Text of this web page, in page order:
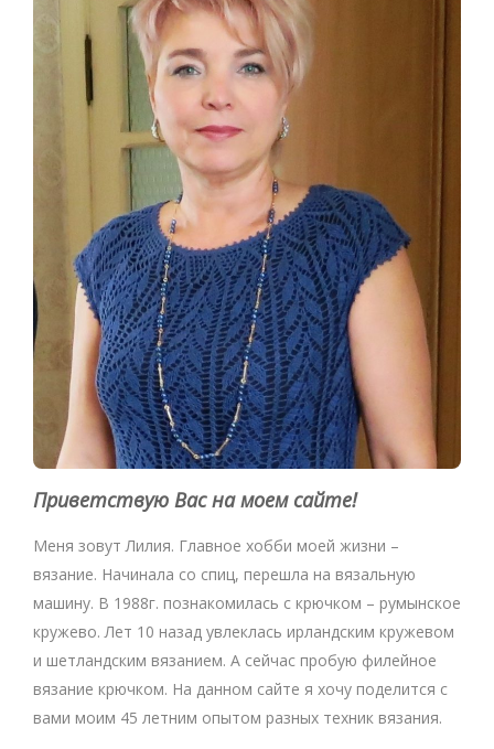
Приветствую Вас на моем сайте!
Меня зовут Лилия. Главное хобби моей жизни –
вязание. Начинала со спиц, перешла на вязальную
машину. В 1988г. познакомилась с крючком – румынское
кружево. Лет 10 назад увлеклась ирландским кружевом
и шетландским вязанием. А сейчас пробую филейное
вязание крючком. На данном сайте я хочу поделится с
вами моим 45 летним опытом разных техник вязания.